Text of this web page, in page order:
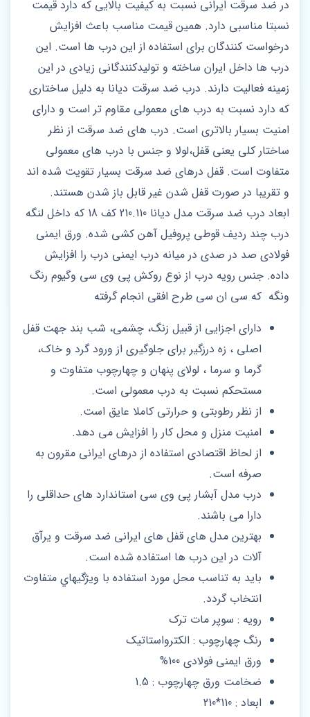
در ضد سرقت ایرانی نسبت به کیفیت بالایی که دارد قیمت
نسبتا مناسبی دارد. همین قیمت مناسب باعث افزایش
درخواست کنندگان برای استفاده از این درب ها است. این
درب ها داخل ایران ساخته و تولیدکنندگانی زیادی در این
زمینه فعالیت دارند. درب ضد سرقت دیانا به دلیل ساختاری
که دارد نسبت به درب های معمولی مقاوم تر است و دارای
امنیت بسیار بالاتری است. درب های ضد سرقت از نظر
ساختار کلی یعنی قفل،لولا و جنس با درب های معمولی
متفاوت است. قفل درهای ضد سرقت بسیار تقویت شده اند
و تقریبا در صورت قفل شدن غیر قابل باز شدن هستند.
ابعاد درب ضد سرقت مدل دیانا 210.110 کف 18 که داخل لنگه
درب چند ردیف قوطی پروفیل آهن کشی شده. ورق ایمنی
فولادی صد در صدی در میانه درب ایمنی درب را افزایش
داده. جنس رویه درب از نوع روکش پی وی سی وگیوم رنگ
ونگه که سی ان سی طرح افقی انجام گرفته
دارای اجزایی از قبیل زنگ، چشمی، شب بند جهت قفل
اصلی ، زه درزگیر برای جلوگیری از ورود گرد و خاک،
گرما و سرما ، لولای پنهان و چهارچوب متفاوت و
مستحکم نسبت به درب معمولی است.
از نظر رطوبتی و حرارتی کاملا عایق است.
امنیت منزل و محل کار را افزایش می دهد.
از لحاظ اقتصادی استفاده از درهای ایرانی مقرون به
صرفه است.
درب مدل آبشار پی وی سی استاندارد های حداقلی را
دارا می باشند.
بهترین مدل های قفل های ایرانی ضد سرقت و یرآق
آلات در این درب ها استفاده شده است.
باید به تناسب محل مورد استفاده با ويژگيهاي متفاوت
انتخاب گردد.
رویه : سوپر مات ترک
رنگ چهارچوب : الکترواستاتیک
ورق ایمنی فولادی 100%
ضخامت ورق چهارچوب : 1.5
ابعاد : 110*210